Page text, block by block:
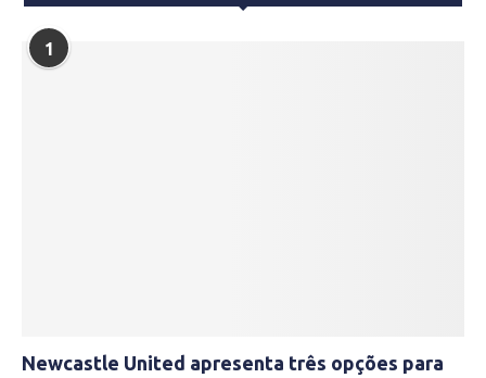
1
Newcastle United apresenta três opções para